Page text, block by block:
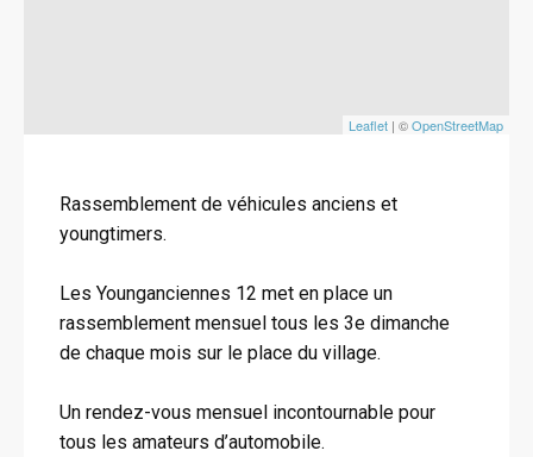
Leaflet | ©OpenStreetMap
Rassemblement de véhicules anciens et
youngtimers.
Les Younganciennes 12 met en place un
rassemblement mensuel tous les 3e dimanche
de chaque mois sur le place du village.
Un rendez-vous mensuel incontournable pour
tous les amateurs d’automobile.